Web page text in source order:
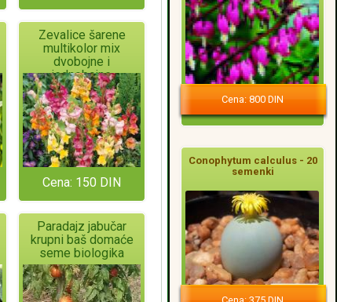
Zevalice šarene
multikolor mix
dvobojne i
jednobojne
Cena: 150 DIN
Paradajz jabučar
krupni baš domaće
seme biologika
Cena: 800 DIN
Conophytum calculus - 20
semenki